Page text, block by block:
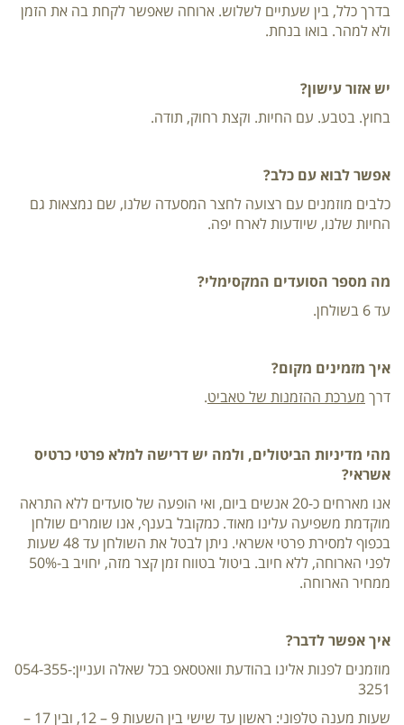
בדרך כלל, בין שעתיים לשלוש. ארוחה שאפשר לקחת בה את הזמן
ולא למהר. בואו בנחת.
יש אזור עישון?
בחוץ. בטבע. עם החיות. וקצת רחוק, תודה.
אפשר לבוא עם כלב?
כלבים מוזמנים עם רצועה לחצר המסעדה שלנו, שם נמצאות גם
החיות שלנו, שיודעות לארח יפה.
מה מספר הסועדים המקסימלי?
עד 6 בשולחן.
איך מזמינים מקום?
דרך מערכת ההזמנות של טאביט.
מהי מדיניות הביטולים, ולמה יש דרישה למלא פרטי כרטיס
אשראי?
אנו מארחים כ-20 אנשים ביום, ואי הופעה של סועדים ללא התראה
מוקדמת משפיעה עלינו מאוד. כמקובל בענף, אנו שומרים שולחן
בכפוף למסירת פרטי אשראי. ניתן לבטל את השולחן עד 48 שעות
לפני הארוחה, ללא חיוב. ביטול בטווח זמן קצר מזה, יחויב ב-50%
ממחיר הארוחה.
איך אפשר לדבר?
מוזמנים לפנות אלינו בהודעת וואטסאפ בכל שאלה ועניין:054-355-
3251
שעות מענה טלפוני: ראשון עד שישי בין השעות 9 – 12, ובין 17 –